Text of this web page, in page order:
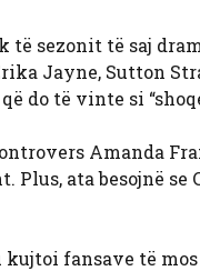
të sezonit të saj
Jayne, Sutton
do të vinte si
Amanda
Plus, ata besojnë se
fansave të